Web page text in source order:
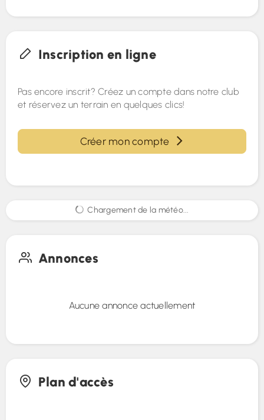
Inscription en ligne
Pas encore inscrit? Créez un compte dans notre club
et réservez un terrain en quelques clics!
Créer mon compte
Chargement de la météo...
Annonces
Aucune annonce actuellement
Plan d'accès